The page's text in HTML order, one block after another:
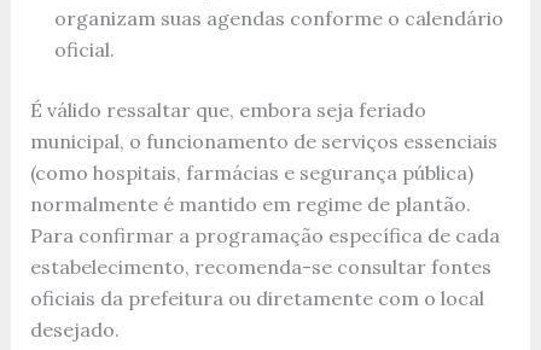
organizam suas agendas conforme o calendário
oficial.
É válido ressaltar que, embora seja feriado
municipal, o funcionamento de serviços essenciais
(como hospitais, farmácias e segurança pública)
normalmente é mantido em regime de plantão.
Para confirmar a programação específica de cada
estabelecimento, recomenda-se consultar fontes
oficiais da prefeitura ou diretamente com o local
desejado.